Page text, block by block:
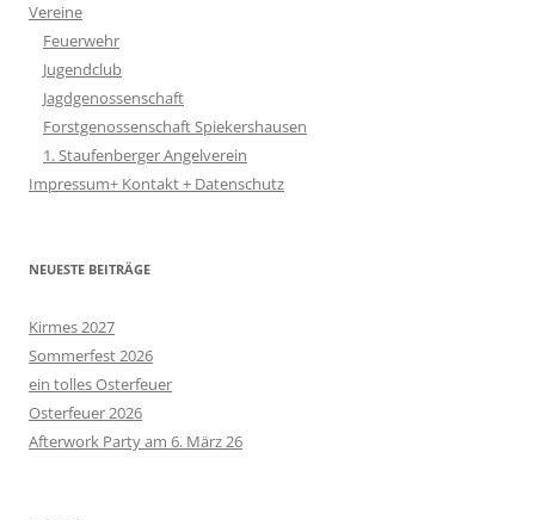
Vereine
Feuerwehr
Jugendclub
Jagdgenossenschaft
Forstgenossenschaft Spiekershausen
1. Staufenberger Angelverein
Impressum+ Kontakt + Datenschutz
NEUESTE BEITRÄGE
Kirmes 2027
Sommerfest 2026
ein tolles Osterfeuer
Osterfeuer 2026
Afterwork Party am 6. März 26